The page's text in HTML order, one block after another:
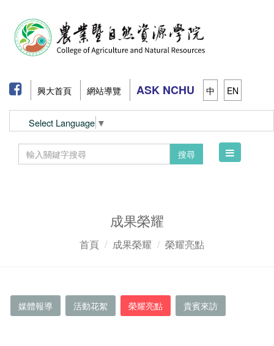
興大首頁 網站導覽 ASK NCHU 中 EN
Select Language ▼
搜尋
Toggle
成果榮耀
首頁 成果榮耀 榮耀亮點
媒體報導 活動花絮 榮耀亮點 貴賓來訪